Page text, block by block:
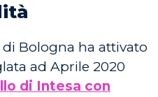
Bologna ha attivato
ad Aprile 2020
di Intesa con